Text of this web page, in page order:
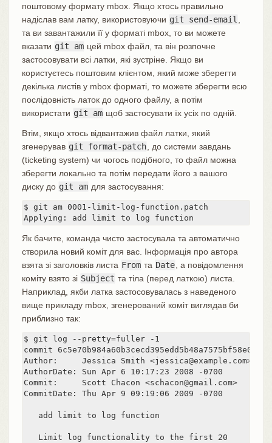
поштовому формату mbox. Якщо хтось правильно
надіслав вам латку, використовуючи git send-email
та ви завантажили її у форматі mbox, то ви можете
вказати git am цей mbox файл, та він розпочне
застосовувати всі латки, які зустріне. Якщо ви
користуєтесь поштовим клієнтом, який може зберегти
декілька листів у mbox форматі, то можете зберегти всю
послідовність латок до одного файлу, а потім
використати git am щоб застосувати їх усіх по одній.
Втім, якщо хтось відвантажив файл латки, який
згенерував git format-patch , до системи завдань
(ticketing system) чи чогось подібного, то файл можна
зберегти локально та потім передати його з вашого
диску до git am для застосування:
$ git am 0001-limit-log-function.patch
Applying: add limit to log function
Як бачите, команда чисто застосувала та автоматично
створила новий коміт для вас. Інформація про автора
взята зі заголовків листа From та Date , а повідомлення
коміту взято зі Subject та тіла (перед латкою) листа.
Наприклад, якби латка застосовувалась з наведеного
вище прикладу mbox, згенерований коміт виглядав би
приблизно так:
$ git log --pretty=fuller -1
commit 6c5e70b984a60b3cecd395edd5b48a7575bf58e0
Author:     Jessica Smith <jessica@example.com>
AuthorDate: Sun Apr 6 10:17:23 2008 -0700
Commit:     Scott Chacon <schacon@gmail.com>
CommitDate: Thu Apr 9 09:19:06 2009 -0700
   add limit to log function
   Limit log functionality to the first 20